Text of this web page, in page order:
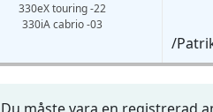
330eX touring -22
330iA cabrio -03
/